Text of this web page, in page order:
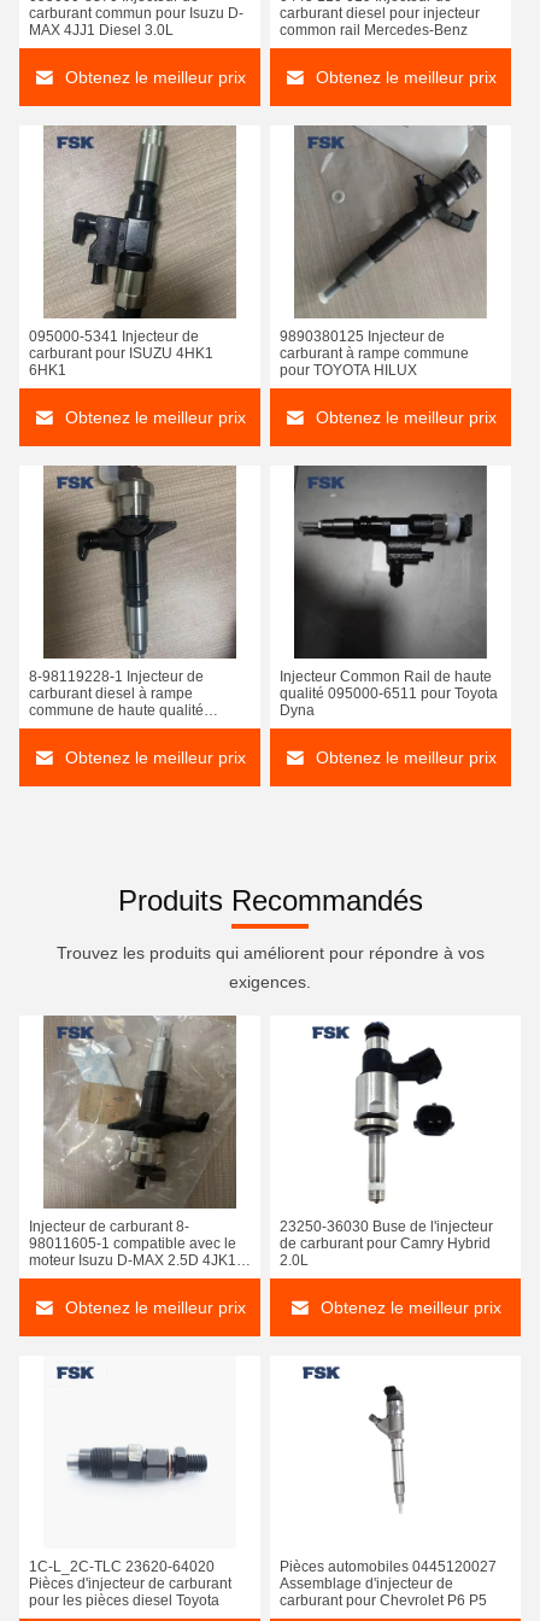
carburant commun pour Isuzu D-
MAX 4JJ1 Diesel 3.0L
Obtenez le meilleur prix
carburant diesel pour injecteur
common rail Mercedes-Benz
Obtenez le meilleur prix
095000-5341 Injecteur de
carburant pour ISUZU 4HK1
6HK1
Obtenez le meilleur prix
9890380125 Injecteur de
carburant à rampe commune
pour TOYOTA HILUX
Obtenez le meilleur prix
8-98119228-1 Injecteur de
carburant diesel à rampe
commune de haute qualité
compatible avec Isuzu
Obtenez le meilleur prix
Injecteur Common Rail de haute
qualité 095000-6511 pour Toyota
Dyna
Obtenez le meilleur prix
Produits Recommandés
Trouvez les produits qui améliorent pour répondre à vos
exigences.
Injecteur de carburant 8-
98011605-1 compatible avec le
moteur Isuzu D-MAX 2.5D 4JK1-
TC
Obtenez le meilleur prix
23250-36030 Buse de l'injecteur
de carburant pour Camry Hybrid
2.0L
Obtenez le meilleur prix
1C-L_2C-TLC 23620-64020
Pièces d'injecteur de carburant
pour les pièces diesel Toyota
Pièces automobiles 0445120027
Assemblage d'injecteur de
carburant pour Chevrolet P6 P5
DLLA146P2459 Buse commune de rail DLLA137P1648 DLLA145P1794 Buse diesel en acier à grande vitesse
DLLA162P2160 Buse commune pour rail DLLA152P1832 DLLA153P1831 Pour BOSCH 0445110369